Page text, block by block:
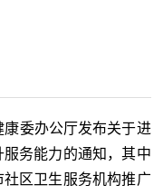
委办公厅发布关于进
务能力的通知，其中
区卫生服务机构推广